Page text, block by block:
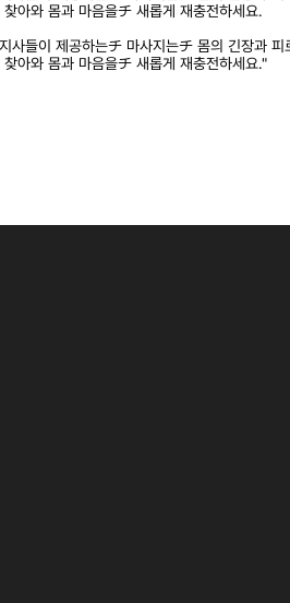
아와 몸과 마음을チ 새롭게 재충전하세요.
들이 제공하는チ 마사지는チ 몸의 긴장과
아와 몸과 마음을チ 새롭게 재충전하세요."